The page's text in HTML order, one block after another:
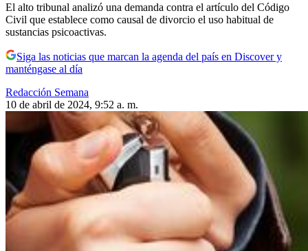
El alto tribunal analizó una demanda contra el artículo del Código
Civil que establece como causal de divorcio el uso habitual de
sustancias psicoactivas.
Siga las noticias que marcan la agenda del país en Discover y
manténgase al día
Redacción Semana
10 de abril de 2024, 9:52 a. m.